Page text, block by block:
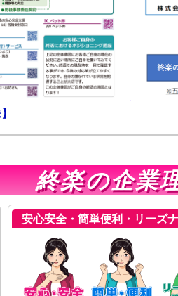
終楽の企業
安心安全・簡単便利・リーズ